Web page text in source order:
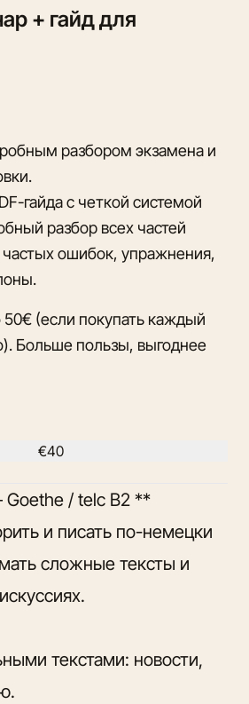
+ гайд для
разбором экзамена и
гайда с четкой системой
разбор всех частей
частых ошибок, упражнения,
50€ (если покупать каждый
Больше пользы, выгоднее
€40
/ telc B2 **
и писать по-немецки
сложные тексты и
текстами: новости,